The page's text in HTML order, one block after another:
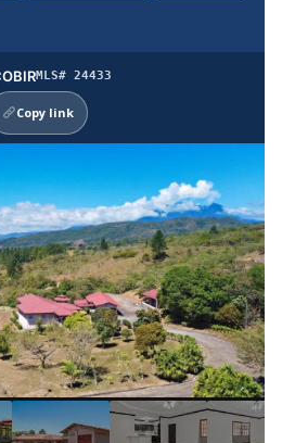
MLS# 24433
Copy link